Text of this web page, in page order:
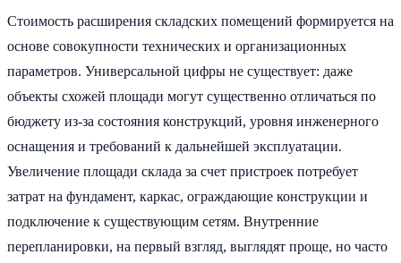
Стоимость расширения складских помещений формируется на
основе совокупности технических и организационных
параметров. Универсальной цифры не существует: даже
объекты схожей площади могут существенно отличаться по
бюджету из-за состояния конструкций, уровня инженерного
оснащения и требований к дальнейшей эксплуатации.
Увеличение площади склада за счет пристроек потребует
затрат на фундамент, каркас, ограждающие конструкции и
подключение к существующим сетям. Внутренние
перепланировки, на первый взгляд, выглядят проще, но часто